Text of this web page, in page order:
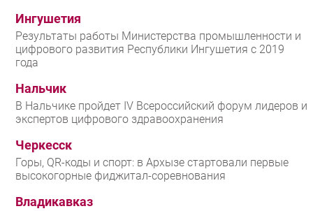
Ингушетия
Результаты работы Министерства промышленности и
цифрового развития Республики Ингушетия с 2019
года
Нальчик
В Нальчике пройдет IV Всероссийский форум лидеров и
экспертов цифрового здравоохранения
Черкесск
Горы, QR-коды и спорт: в Архызе стартовали первые
высокогорные фиджитал-соревнования
Владикавказ